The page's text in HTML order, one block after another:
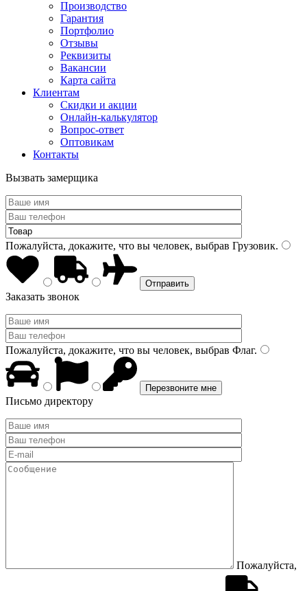
Производство
Гарантия
Портфолио
Отзывы
Реквизиты
Вакансии
Карта сайта
Клиентам
Скидки и акции
Онлайн-калькулятор
Вопрос-ответ
Оптовикам
Контакты
Вызвать замерщика
Пожалуйста, докажите, что вы человек, выбрав Грузовик.
Заказать звонок
Пожалуйста, докажите, что вы человек, выбрав Флаг.
Письмо директору
Пожалуйста,